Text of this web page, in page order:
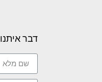
דבר איתנו